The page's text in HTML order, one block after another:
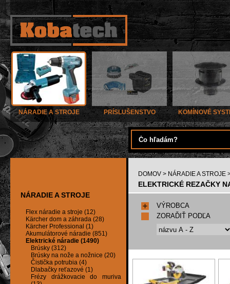
NÁRADIE A STROJE PRÍSLUŠENSTVO KOMÍNOVÉ
NÁRADIE A STROJE
Flex náradie a stroje (12)
Kärcher dom a záhrada (28)
Kärcher Professional (1)
Akumulátorové náradie (851)
Elektrické náradie (1490)
Brúsky (312)
Brúsky na nože a nožnice (20)
Čistička potrubia (4)
Dlabačky reťazové (1)
Frézy drážkovacie do muriva
DOMOV > NÁRADIE A STROJE
ELEKTRICKÉ REZAČKY
VÝROBCA
ZORAĎIŤ PODĽA